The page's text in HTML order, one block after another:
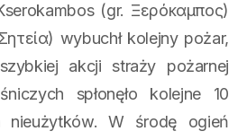
(gr. Ξερόκαμπος)
wybuchł kolejny pożar,
akcji straży pożarnej
spłonęło kolejne 10
nieużytków. W środę ogień